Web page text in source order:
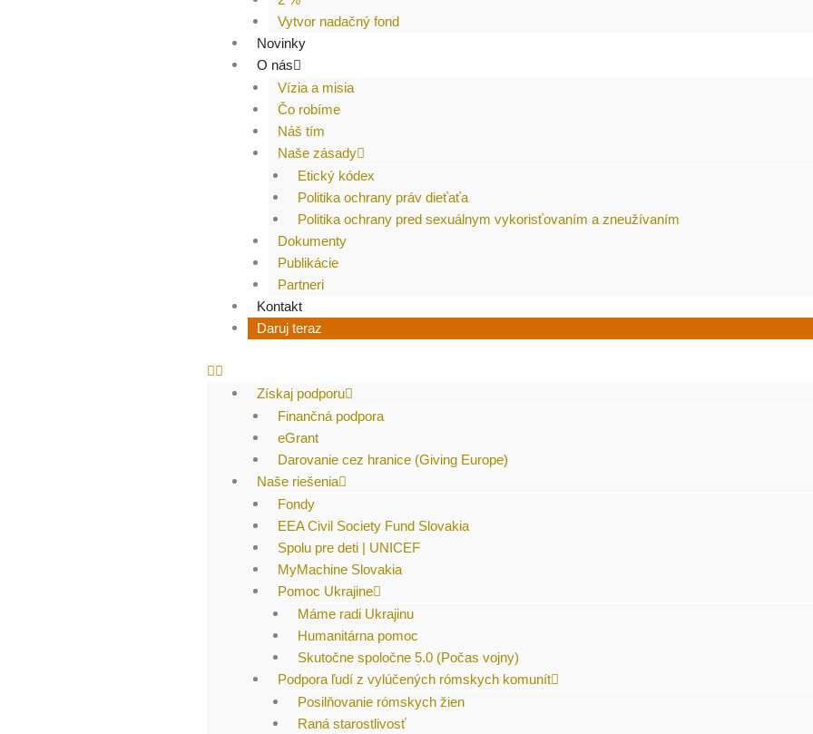
Vytvor nadačný fond
Novinky
O nás
Vízia a misia
Čo robíme
Náš tím
Naše zásady
Etický kódex
Politika ochrany práv dieťaťa
Politika ochrany pred sexuálnym vykorisťovaním a zneužívaním
Dokumenty
Publikácie
Partneri
Kontakt
Daruj teraz
Získaj podporu
Finančná podpora
eGrant
Darovanie cez hranice (Giving Europe)
Naše riešenia
Fondy
EEA Civil Society Fund Slovakia
Spolu pre deti | UNICEF
MyMachine Slovakia
Pomoc Ukrajine
Máme radi Ukrajinu
Humanitárna pomoc
Skutočne spoločne 5.0 (Počas vojny)
Podpora ľudí z vylúčených rómskych komunít
Posilňovanie rómskych žien
Raná starostlivosť